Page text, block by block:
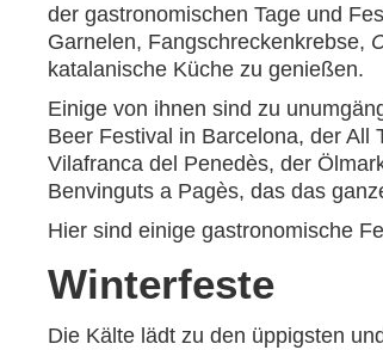
der gastronomischen Tage und
Garnelen, Fangschreckenkrebse,
katalanische Küche zu genießen.
Einige von ihnen sind zu
Beer Festival in Barcelona, der
Vilafranca del Penedès, der
Benvinguts a Pagès, das das
Hier sind einige gastronomische
Winterfeste
Die Kälte lädt zu den üppigsten